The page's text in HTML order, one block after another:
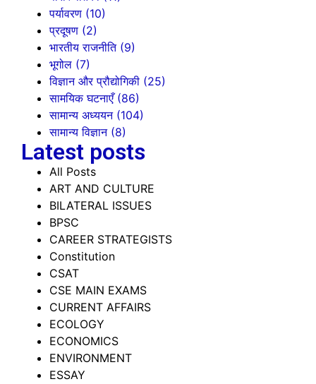
पर्यावरण (10)
प्रदूषण (2)
भारतीय राजनीति(9)
भूगोल (7)
विज्ञान और प्रौद्योगिकी (25)
सामयिक घटनाएँ(86)
सामान्य अध्ययन(104)
सामान्य विज्ञान(8)
Latest posts
All Posts
ART AND CULTURE
BILATERAL ISSUES
BPSC
CAREER STRATEGISTS
Constitution
CSAT
CSE MAIN EXAMS
CURRENT AFFAIRS
ECOLOGY
ECONOMICS
ENVIRONMENT
ESSAY